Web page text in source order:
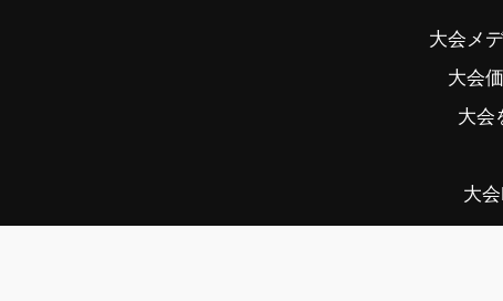
大会メ
大会
大会
大
LIVE